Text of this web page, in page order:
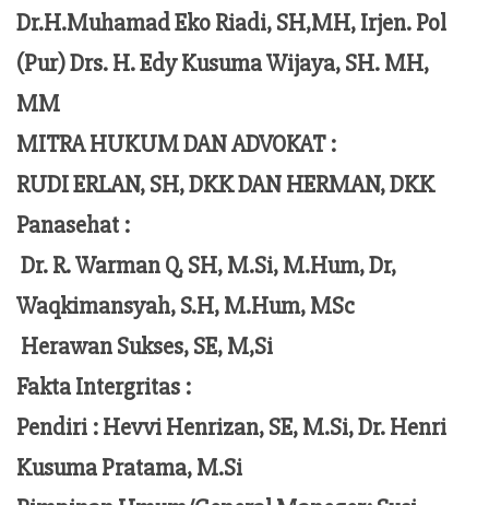
Dr.H.Muhamad Eko Riadi, SH,MH, Irjen. Pol
(Pur) Drs. H. Edy Kusuma Wijaya, SH. MH,
MM
MITRA HUKUM DAN ADVOKAT :
RUDI ERLAN, SH, DKK DAN HERMAN, DKK
Panasehat :
Dr. R. Warman Q, SH, M.Si, M.Hum,Dr,
Waqkimansyah, S.H, M.Hum, MSc
Herawan Sukses, SE, M,Si
Fakta Intergritas :
Pendiri :Hevvi Henrizan, SE, M.Si, Dr. Henri
Kusuma Pratama, M.Si